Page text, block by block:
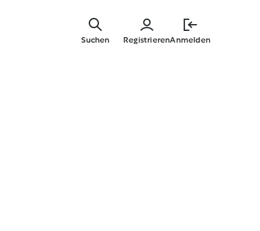
springen
RegistrierenAnmelden
Suchen